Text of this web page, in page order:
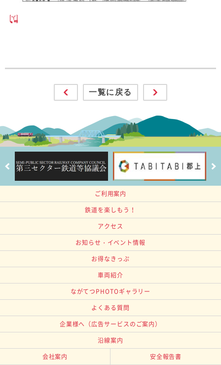
一覧に戻る
ご利用案内
鉄道を楽しもう！
アクセス
お知らせ・イベント情報
お得なきっぷ
車両紹介
ながてつPHOTOギャラリー
よくある質問
企業様へ （広告サービスのご案内）
沿線案内
会社案内
安全報告書